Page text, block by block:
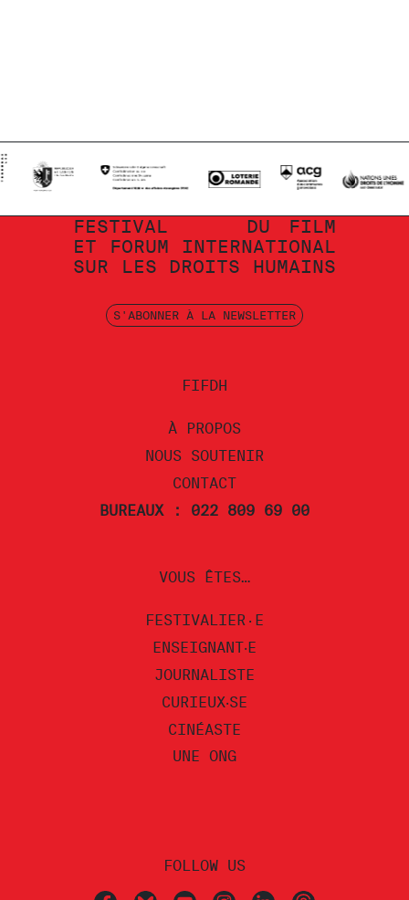
FIFDH
À PROPOS
NOUS SOUTENIR
CONTACT
BUREAUX : 022 809 69 00
FESTIVAL DU
FILM
ET
FORUM
INTERNATIONAL
SUR
LES DROITS HUMAINS
S'ABONNER À LA NEWSLETTER
VOUS ÊTES…
FESTIVALIER·E
ENSEIGNANT‧E
JOURNALISTE
CURIEUX‧SE
CINÉASTE
UNE ONG
FOLLOW US